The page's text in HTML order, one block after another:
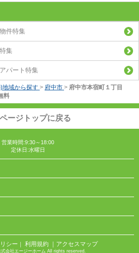
件特集
集
パート特集
地域から探す > 府中市 > 府中市本宿町１丁目
料
ページトップに戻る
営業時間:9:30～18:00
定休日:水曜日
シー ｜ 利用規約 ｜アクセスマップ
会社エージーホーム All rights reserved.